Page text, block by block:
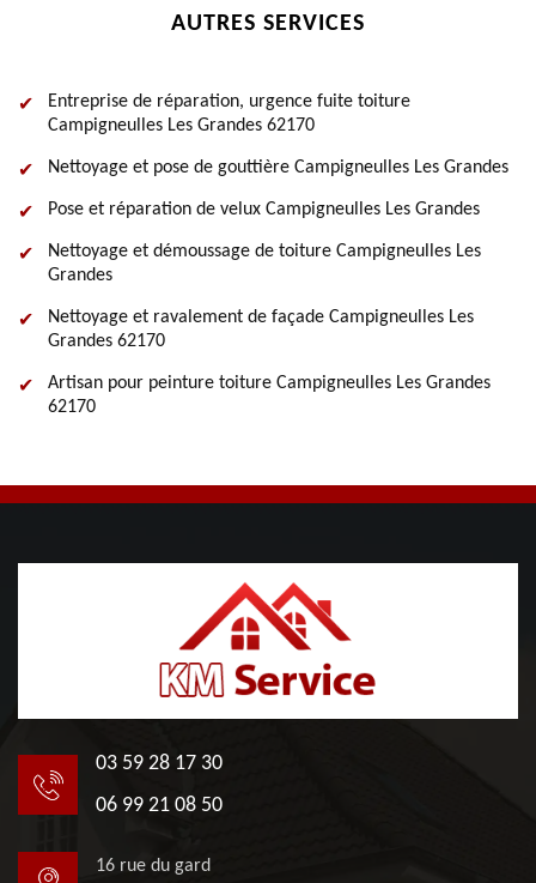
AUTRES SERVICES
Entreprise de réparation, urgence fuite toiture
Campigneulles Les Grandes 62170
Nettoyage et pose de gouttière Campigneulles Les Grandes
Pose et réparation de velux Campigneulles Les Grandes
Nettoyage et démoussage de toiture Campigneulles Les
Grandes
Nettoyage et ravalement de façade Campigneulles Les
Grandes 62170
Artisan pour peinture toiture Campigneulles Les Grandes
62170
03 59 28 17 30
06 99 21 08 50
16 rue du gard